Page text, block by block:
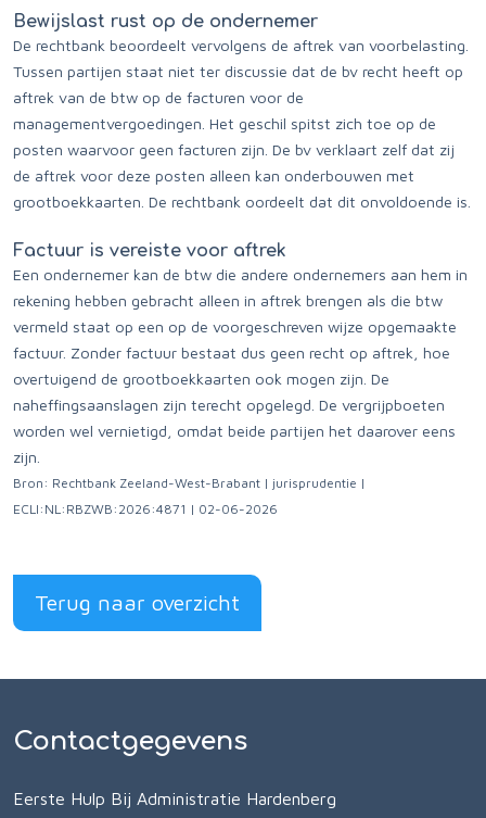
Bewijslast rust op de ondernemer
De rechtbank beoordeelt vervolgens de aftrek van voorbelasting.
Tussen partijen staat niet ter discussie dat de bv recht heeft op
aftrek van de btw op de facturen voor de
managementvergoedingen. Het geschil spitst zich toe op de
posten waarvoor geen facturen zijn. De bv verklaart zelf dat zij
de aftrek voor deze posten alleen kan onderbouwen met
grootboekkaarten. De rechtbank oordeelt dat dit onvoldoende is.
Factuur is vereiste voor aftrek
Een ondernemer kan de btw die andere ondernemers aan hem in
rekening hebben gebracht alleen in aftrek brengen als die btw
vermeld staat op een op de voorgeschreven wijze opgemaakte
factuur. Zonder factuur bestaat dus geen recht op aftrek, hoe
overtuigend de grootboekkaarten ook mogen zijn. De
naheffingsaanslagen zijn terecht opgelegd. De vergrijpboeten
worden wel vernietigd, omdat beide partijen het daarover eens
zijn.
Bron: Rechtbank Zeeland-West-Brabant | jurisprudentie |
ECLI:NL:RBZWB:2026:4871 | 02-06-2026
Terug naar overzicht
Contactgegevens
Eerste Hulp Bij Administratie Hardenberg